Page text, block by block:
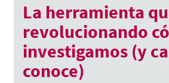
La herramienta
revolucionando
investigamos (y
conoce)